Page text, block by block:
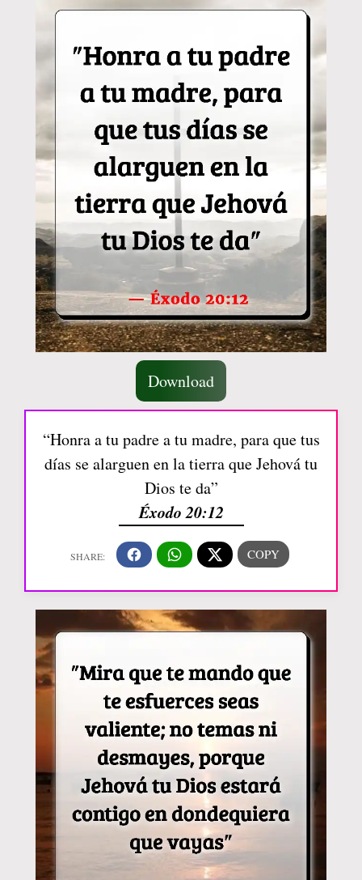
Download
“Honra a tu padre a tu madre, para que tus
días se alarguen en la tierra que Jehová tu
Dios te da”
Éxodo 20:12